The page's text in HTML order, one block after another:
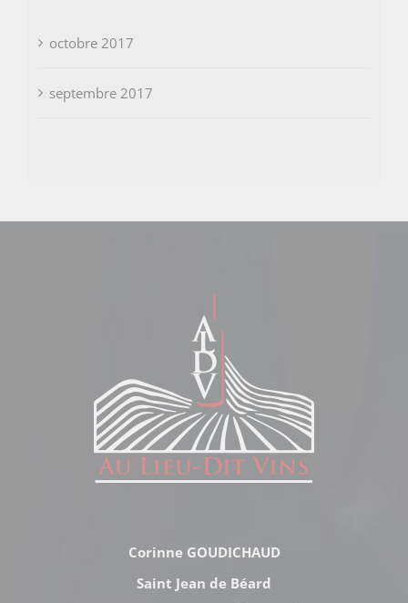
octobre 2017
septembre 2017
Corinne GOUDICHAUD
Saint Jean de Béard